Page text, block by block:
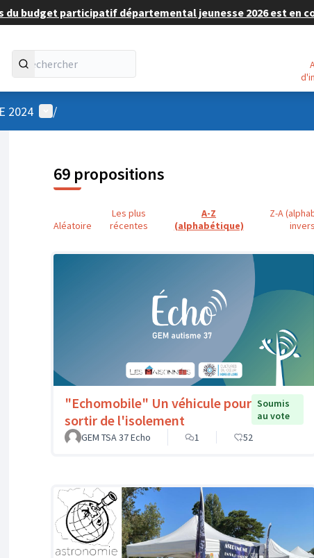
budget participatif départemental jeunesse 2026 est en
Aide
2024 Menu utilisateur
/
69 propositions
Aléatoire
Les plus
récentes
A-Z
(alphabétique)
Z-A
"Echomobile" Un véhicule pour
sortir de l'isolement
Soumis
au vote
GEM TSA 37 Echo
1 52